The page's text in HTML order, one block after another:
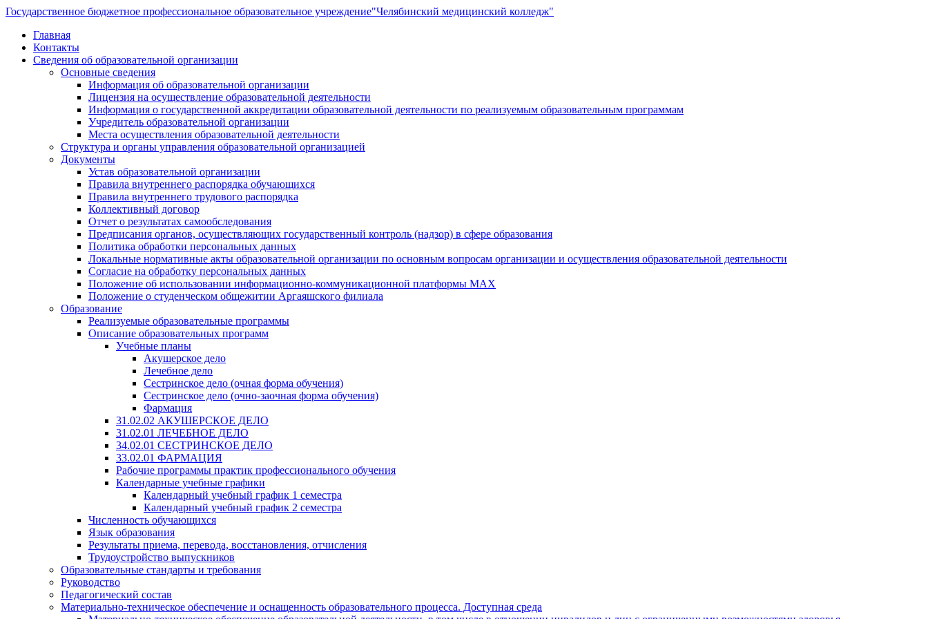
Государственное бюджетное профессиональное образовательное учреждение"Челябинский медицинский колледж"
Главная
Контакты
Сведения об образовательной организации
Основные сведения
Информация об образовательной организации
Лицензия на осуществление образовательной деятельности
Информация о государственной аккредитации образовательной деятельности по реализуемым образовательным программам
Учредитель образовательной организации
Места осуществления образовательной деятельности
Структура и органы управления образовательной организацией
Документы
Устав образовательной организации
Правила внутреннего распорядка обучающихся
Правила внутреннего трудового распорядка
Коллективный договор
Отчет о результатах самообследования
Предписания органов, осуществляющих государственный контроль (надзор) в сфере образования
Политика обработки персональных данных
Локальные нормативные акты образовательной организации по основным вопросам организации и осуществления образовательной деятельности
Согласие на обработку персональных данных
Положение об использовании информационно-коммуникационной платформы MAX
Положение о студенческом общежитии Аргаяшского филиала
Образование
Реализуемые образовательные программы
Описание образовательных программ
Учебные планы
Акушерское дело
Лечебное дело
Сестринское дело (очная форма обучения)
Сестринское дело (очно-заочная форма обучения)
Фармация
31.02.02 АКУШЕРСКОЕ ДЕЛО
31.02.01 ЛЕЧЕБНОЕ ДЕЛО
34.02.01 СЕСТРИНСКОЕ ДЕЛО
33.02.01 ФАРМАЦИЯ
Рабочие программы практик профессионального обучения
Календарные учебные графики
Календарный учебный график 1 семестра
Календарный учебный график 2 семестра
Численность обучающихся
Язык образования
Результаты приема, перевода, восстановления, отчисления
Трудоустройство выпускников
Образовательные стандарты и требования
Руководство
Педагогический состав
Материально-техническое обеспечение и оснащенность образовательного процесса. Доступная среда